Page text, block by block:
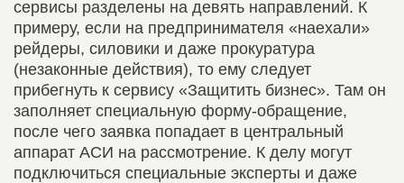
сервисы разделены на девять направлений. К
примеру, если на предпринимателя «наехали»
рейдеры, силовики и даже прокуратура
(незаконные действия), то ему следует
прибегнуть к сервису «Защитить бизнес». Там он
заполняет специальную форму-обращение,
после чего заявка попадает в центральный
аппарат АСИ на рассмотрение. К делу могут
подключиться специальные эксперты и даже